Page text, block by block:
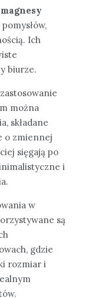
magnesy
Ich
biurze.
można
składane
o zmiennej
sięgają po
i
w
są
gdzie
rozmiar i